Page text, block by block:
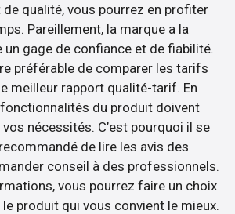
qualité, vous pourrez en profiter
Pareillement, la marque a la
un gage de confiance et de fiabilité.
préférable de comparer les tarifs
meilleur rapport qualité-tarif. En
du produit doivent
nécessités. C’est pourquoi il se
de lire les avis des
conseil à des professionnels.
vous pourrez faire un choix
produit qui vous convient le mieux.